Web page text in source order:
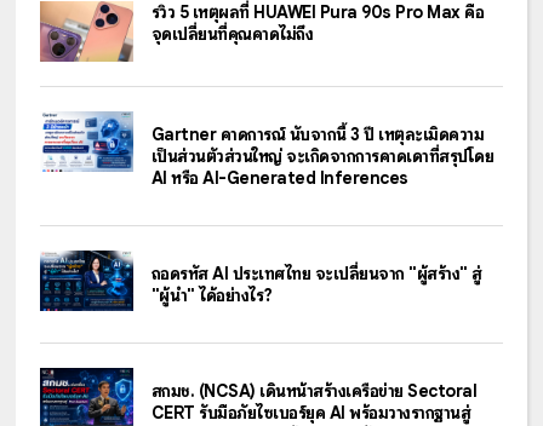
รีวิว 5 เหตุผลที่ HUAWEI Pura 90s Pro Max คือ
จุดเปลี่ยนที่คุณคาดไม่ถึง
Gartner คาดการณ์ นับจากนี้ 3 ปี เหตุละเมิดความ
เป็นส่วนตัวส่วนใหญ่ จะเกิดจากการคาดเดาที่สรุปโดย
AI หรือ AI-Generated Inferences
ถอดรหัส AI ประเทศไทย จะเปลี่ยนจาก "ผู้สร้าง" สู่
"ผู้นำ" ได้อย่างไร?
สกมช. (NCSA) เดินหน้าสร้างเครือข่าย Sectoral
CERT รับมือภัยไซเบอร์ยุค AI พร้อมวางรากฐานสู่